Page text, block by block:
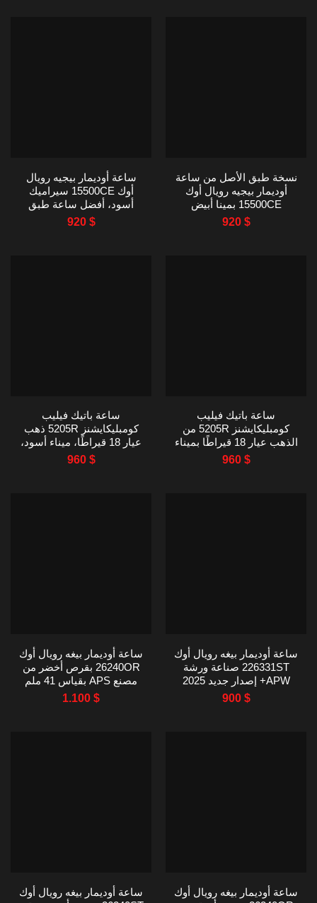
نسخة طبق الأصل من ساعة
أوديمار بيجيه رويال أوك
15500CE بمينا أبيض
وسيراميك أزرق من مصنع
920 $
ساعة أوديمار بيجيه رويال
أوك 15500CE سيراميك
أسود، أفضل ساعة طبق
41 مم
920 $
ساعة باتيك فيليب
كومبليكايشنز 5205R من
الذهب عيار 18 قيراطًا بميناء
960 $
ساعة باتيك فيليب
كومبليكايشنز 5205R ذهب
عيار 18 قيراطًا، ميناء أسود،
نسخة طبق الأصل
960 $
ساعة أوديمار بيغه رويال أوك
226331ST صناعة ورشة
APW+ إصدار جديد 2025
41MM
900 $
ساعة أوديمار بيغه رويال أوك
26240OR بقرص أخضر من
مصنع APS بقياس 41 ملم
1.100 $
ساعة أوديمار بيغه رويال أوك
ساعة أوديمار بيغه رويال أوك